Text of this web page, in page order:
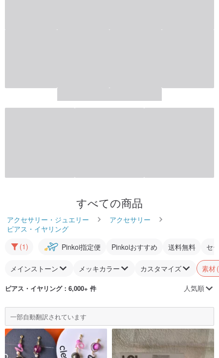
すべての商品
アクセサリー・ジュエリー
アクセサリー
ピアス・イヤリング
(1)
Pinkoi指定便 Pinkoiおすすめ 送料無料 セ
メインストーン メッキカラー カスタマイズ 素材
ピアス・イヤリング：6,000+ 件 人気順
一部自動翻訳されています